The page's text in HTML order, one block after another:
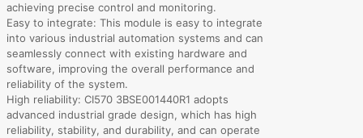
achieving precise control and monitoring.
Easy to integrate: This module is easy to integrate
into various industrial automation systems and can
seamlessly connect with existing hardware and
software, improving the overall performance and
reliability of the system.
High reliability: CI570 3BSE001440R1 adopts
advanced industrial grade design, which has high
reliability, stability, and durability, and can operate